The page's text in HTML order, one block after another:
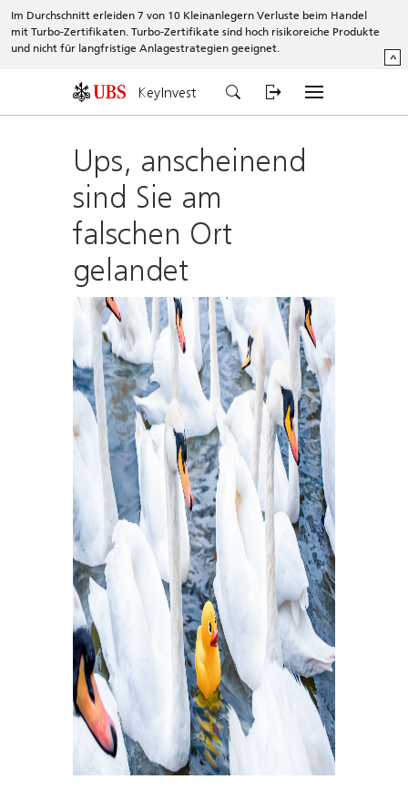
Im Durchschnitt erleiden 7 von 10 Kleinanlegern Verluste beim Handel
mit Turbo-Zertifikaten. Turbo-Zertifikate sind hoch risikoreiche Produkte
und nicht für langfristige Anlagestrategien geeignet.
^
KeyInvest
Ups, anscheinend
sind Sie am
falschen Ort
gelandet